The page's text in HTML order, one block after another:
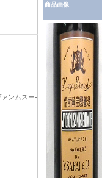
ンムスー-
商品画像